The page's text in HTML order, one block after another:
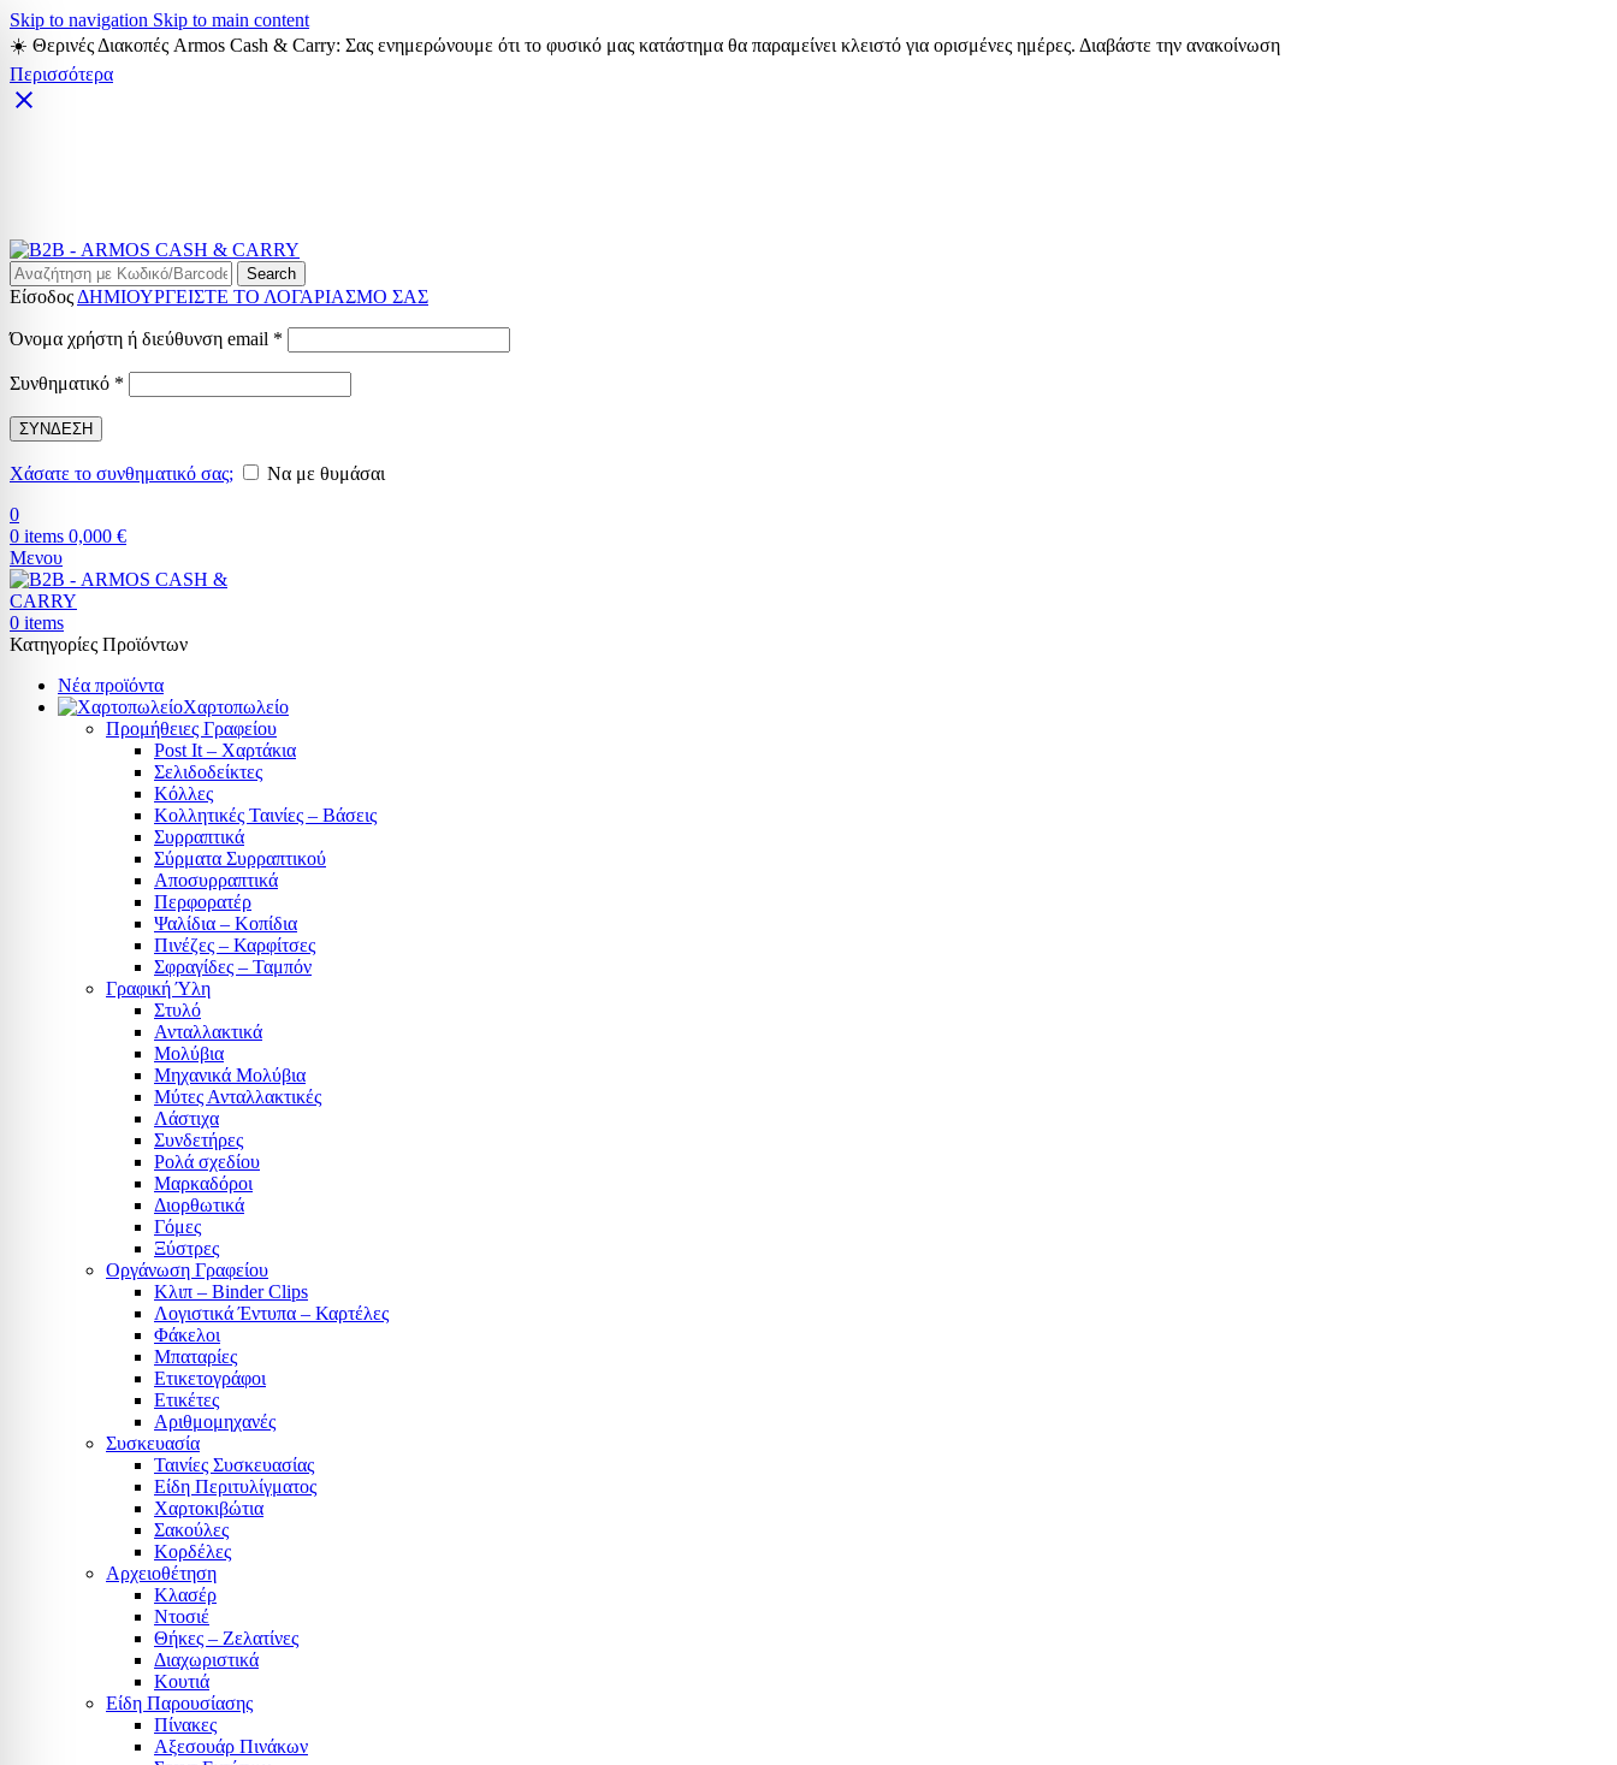
Skip to navigation Skip to main content
☀️ Θερινές Διακοπές Armos Cash & Carry: Σας ενημερώνουμε ότι το φυσικό μας κατάστημα θα παραμείνει κλειστό για ορισμένες ημέρες. Διαβάστε την ανακοίνωση
Περισσότερα
Search
Είσοδος ΔΗΜΙΟΥΡΓΕΙΣΤΕ ΤΟ ΛΟΓΑΡΙΑΣΜΟ ΣΑΣ
Όνομα χρήστη ή διεύθυνση email *
Συνθηματικό *
ΣΥΝΔΕΣΗ
Χάσατε το συνθηματικό σας;
Να με θυμάσαι
0
0 items 0,000 €
Μενου
0 items
Κατηγορίες Προϊόντων
Νέα προϊόντα
Χαρτοπωλείο
Προμήθειες Γραφείου
Post It – Χαρτάκια
Σελιδοδείκτες
Κόλλες
Κολλητικές Ταινίες – Βάσεις
Συρραπτικά
Σύρματα Συρραπτικού
Αποσυρραπτικά
Περφορατέρ
Ψαλίδια – Κοπίδια
Πινέζες – Καρφίτσες
Σφραγίδες – Ταμπόν
Γραφική Ύλη
Στυλό
Ανταλλακτικά
Μολύβια
Μηχανικά Μολύβια
Μύτες Ανταλλακτικές
Λάστιχα
Συνδετήρες
Ρολά σχεδίου
Μαρκαδόροι
Διορθωτικά
Γόμες
Ξύστρες
Οργάνωση Γραφείου
Κλιπ – Binder Clips
Λογιστικά Έντυπα – Καρτέλες
Φάκελοι
Μπαταρίες
Ετικετογράφοι
Ετικέτες
Αριθμομηχανές
Συσκευασία
Ταινίες Συσκευασίας
Είδη Περιτυλίγματος
Χαρτοκιβώτια
Σακούλες
Κορδέλες
Αρχειοθέτηση
Κλασέρ
Ντοσιέ
Θήκες – Ζελατίνες
Διαχωριστικά
Κουτιά
Είδη Παρουσίασης
Πίνακες
Αξεσουάρ Πινάκων